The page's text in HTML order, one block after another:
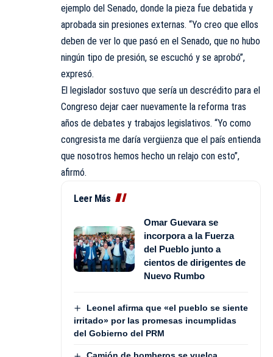
ejemplo del Senado, donde la pieza fue debatida y
aprobada sin presiones externas. “Yo creo que ellos
deben de ver lo que pasó en el Senado, que no hubo
ningún tipo de presión, se escuchó y se aprobó”,
expresó.
El legislador sostuvo que sería un descrédito para el
Congreso dejar caer nuevamente la reforma tras
años de debates y trabajos legislativos. “Yo como
congresista me daría vergüenza que el país entienda
que nosotros hemos hecho un relajo con esto”,
afirmó.
Leer Más
Omar Guevara se
incorpora a la Fuerza
del Pueblo junto a
cientos de dirigentes de
Nuevo Rumbo
Leonel afirma que «el pueblo se siente
irritado» por las promesas incumplidas
del Gobierno del PRM